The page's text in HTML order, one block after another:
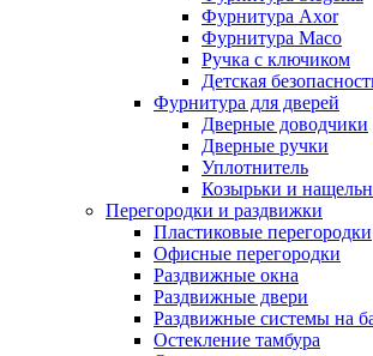
Фурнитура Axor
Фурнитура Maco
Ручка с ключиком
Детская
Фурнитура для дверей
Дверные доводчики
Дверные ручки
Уплотнитель
Козырьки и
Перегородки и раздвижки
Пластиковые перегородки
Офисные перегородки
Раздвижные окна
Раздвижные двери
Раздвижные системы на
Остекление тамбура